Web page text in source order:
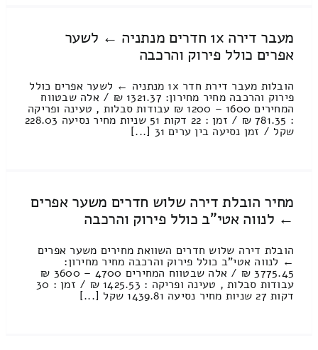
מעבר דירה 1x חדרים מנתניה ← לשער
אפרים כולל פירוק והרכבה
הובלות מעבר דירת חדר 1x מנתניה ← לשער אפרים כולל
פירוק והרכבה מחיר מחירון: 1321.37 ₪ / אלה שבטווח
המחירים 1600 – 1200 ₪ עבודות סבלות , טעינה ופריקה
: 781.35 ₪ / זמן : 22 דקות 51 שניות מחיר נסיעה 228.03
שקל / זמן נסיעה בין ערים 31 [...]
מחיר הובלת דירה שלוש חדרים משער אפרים
← לנווה אטי"ב כולל פירוק והרכבה
הובלת דירה שלוש חדרים השוואת מחירים משער אפרים
← לנווה אטי"ב כולל פירוק והרכבה מחיר מחירון:
3775.45 ₪ / אלה שבטווח המחירים 4700 – 3600 ₪
עבודות סבלות , טעינה ופריקה : 1425.53 ₪ / זמן : 30
דקות 27 שניות מחיר נסיעה 1439.81 שקל [...]